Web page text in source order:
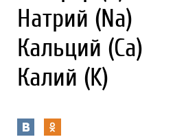
Натрий (Na)
Кальций (Ca)
Калий (K)